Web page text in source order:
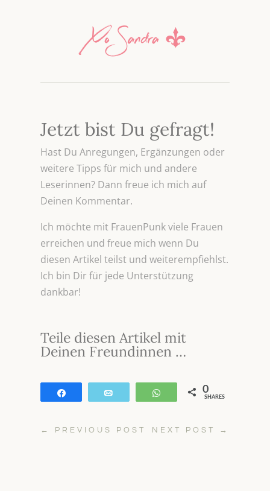
Jetzt bist Du gefragt!
Hast Du Anregungen, Ergänzungen oder
weitere Tipps für mich und andere
Leserinnen? Dann freue ich mich auf
Deinen Kommentar.
Ich möchte mit FrauenPunk viele Frauen
erreichen und freue mich wenn Du
diesen Artikel teilst und weiterempfiehlst.
Ich bin Dir für jede Unterstützung
dankbar!
Teile diesen Artikel mit
Deinen Freundinnen …
WhatsApp
0
SHARES
← PREVIOUS POST NEXT POST →